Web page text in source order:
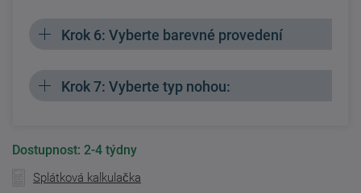
Krok 6: Vyberte barevné provedení
Krok 7: Vyberte typ nohou:
Dostupnost: 2-4 týdny
Splátková kalkulačka